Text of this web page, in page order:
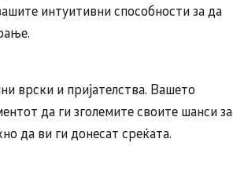
интуитивни способности за да
врски и пријателства. Вашето
да ги зголемите своите шанси за
да ви ги донесат среќата.